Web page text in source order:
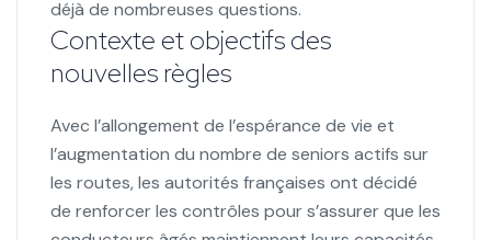
déjà de nombreuses questions.
Contexte et objectifs des
nouvelles règles
Avec l’allongement de l’espérance de vie et
l’augmentation du nombre de seniors actifs sur
les routes, les autorités françaises ont décidé
de renforcer les contrôles pour s’assurer que les